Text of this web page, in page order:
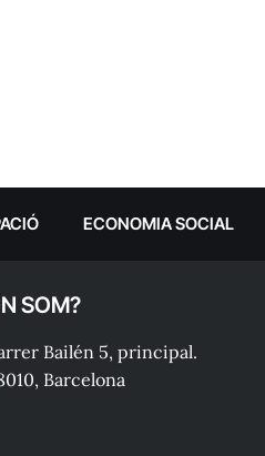
ECONOMIA SOCIAL
SOM?
Bailén 5, principal.
Barcelona